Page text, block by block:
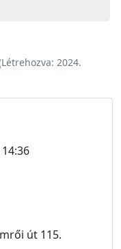
2024.
út 115.